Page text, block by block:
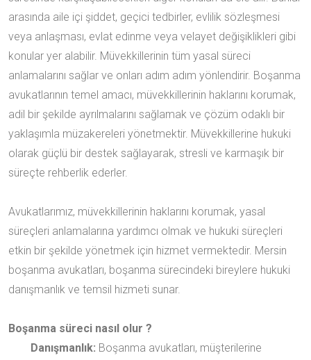
arasında aile içi şiddet, geçici tedbirler, evlilik sözleşmesi
veya anlaşması, evlat edinme veya velayet değişiklikleri gibi
konular yer alabilir. Müvekkillerinin tüm yasal süreci
anlamalarını sağlar ve onları adım adım yönlendirir. Boşanma
avukatlarının temel amacı, müvekkillerinin haklarını korumak,
adil bir şekilde ayrılmalarını sağlamak ve çözüm odaklı bir
yaklaşımla müzakereleri yönetmektir. Müvekkillerine hukuki
olarak güçlü bir destek sağlayarak, stresli ve karmaşık bir
süreçte rehberlik ederler.
Avukatlarımız, müvekkillerinin haklarını korumak, yasal
süreçleri anlamalarına yardımcı olmak ve hukuki süreçleri
etkin bir şekilde yönetmek için hizmet vermektedir. Mersin
boşanma avukatları, boşanma sürecindeki bireylere hukuki
danışmanlık ve temsil hizmeti sunar.
Boşanma süreci nasıl olur ?
Danışmanlık: Boşanma avukatları, müşterilerine